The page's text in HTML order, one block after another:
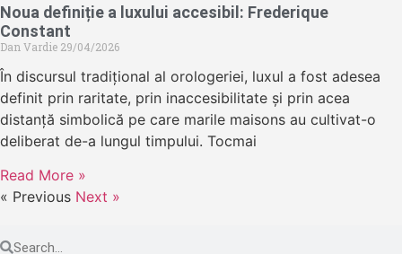
Noua definiție a luxului accesibil: Frederique
Constant
Dan Vardie 29/04/2026
În discursul tradițional al orologeriei, luxul a fost adesea
definit prin raritate, prin inaccesibilitate și prin acea
distanță simbolică pe care marile maisons au cultivat-o
deliberat de-a lungul timpului. Tocmai
Read More »
« Previous Next »